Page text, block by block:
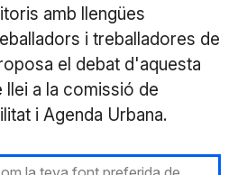
amb llengües
i treballadores de
el debat d'aquesta
a la comissió de
i Agenda Urbana.